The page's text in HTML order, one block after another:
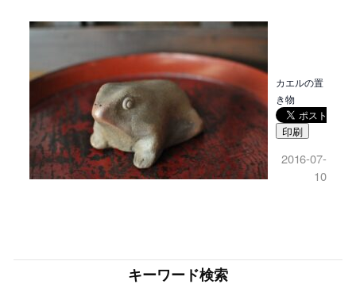
カエルの置
き物
印刷
2016-07-
10
キーワード検索